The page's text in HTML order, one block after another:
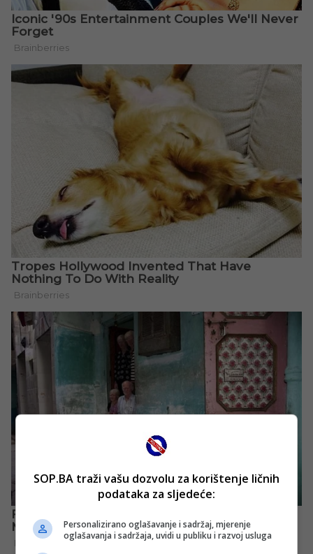
SOP.BA traži vašu dozvolu za korištenje ličnih
podataka za sljedeće:
Personalizirano oglašavanje i sadržaj, mjerenje
oglašavanja i sadržaja, uvidi u publiku i razvoj usluga